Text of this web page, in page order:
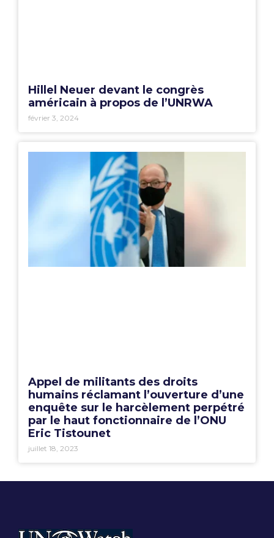
Hillel Neuer devant le congrès
américain à propos de l’UNRWA
février 3, 2024
Appel de militants des droits
humains réclamant l’ouverture d’une
enquête sur le harcèlement perpétré
par le haut fonctionnaire de l’ONU
Eric Tistounet
juillet 18, 2023